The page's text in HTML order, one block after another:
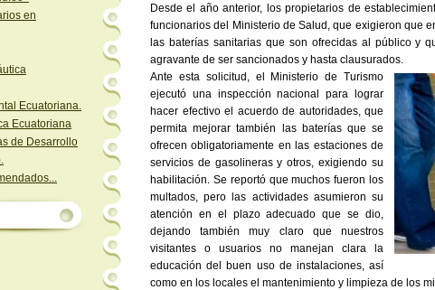
MEDINA ORTEGA - rmedina@espol.edu.ec -
en
Ecuatoriana.
Ecuatoriana
de Desarrollo
Desde el año anterior, los propietarios de
funcionarios del Ministerio de Salud, que exigieron que
las baterías sanitarias que son ofrecidas al público y
agravante de ser sancionados y hasta clausurados.
Ante esta solicitud, el Ministerio de Turismo
ejecutó una inspección nacional para lograr
hacer efectivo el acuerdo de autoridades, que
permita mejorar también las baterías que se
ofrecen obligatoriamente en las estaciones de
servicios de gasolineras y otros, exigiendo su
habilitación. Se reportó que muchos fueron los
multados, pero las actividades asumieron su
atención en el plazo adecuado que se dio,
dejando también muy claro que nuestros
visitantes o usuarios no manejan clara la
educación del buen uso de instalaciones, así
como en los locales el mantenimiento y limpieza de los